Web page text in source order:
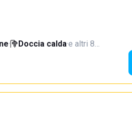
· Doccia calda·e altri 8…